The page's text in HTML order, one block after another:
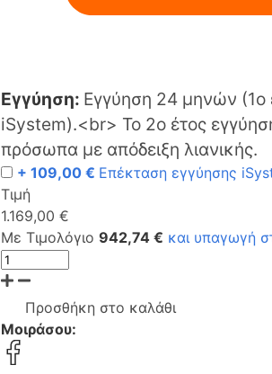
Εγγύηση: Εγγύηση 24 μηνών (1o
iSystem).<br> Το 2ο έτος
πρόσωπα με απόδειξη λιανικής.
+ 109,00 € Επέκταση εγγύησης
Τιμή
1.169,00 €
Με Τιμολόγιο 942,74 € και υπαγωγή
Προσθήκη στο καλάθι
Μοιράσου: